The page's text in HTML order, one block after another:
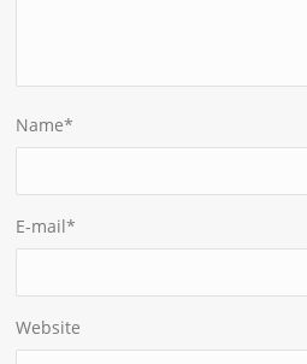
Name*
E-mail*
Website